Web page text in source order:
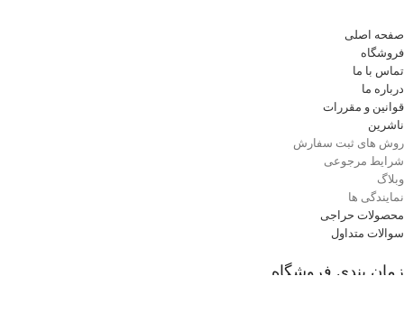
صفحه اصلی
فروشگاه
تماس با ما
درباره ما
قوانین و مقررات
ناشرین
روش های ثبت سفارش
شرایط مرجوعی
وبلاگ
نمایندگی ها
محصولات حراجی
سوالات متداول
زمان بندی فروشگاه